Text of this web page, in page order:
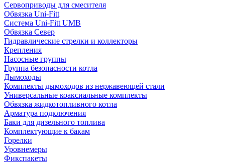
Сервоприводы для смесителя
Обвязка Uni-Fitt
Система Uni-Fitt UMB
Обвязка Север
Гидравлические стрелки и коллекторы
Крепления
Насосные группы
Группа безопасности котла
Дымоходы
Комплекты дымоходов из нержавеющей стали
Универсальные коаксиальные комплекты
Обвязка жидкотопливного котла
Арматура подключения
Баки для дизельного топлива
Комплектующие к бакам
Горелки
Уровнемеры
Фикспакеты